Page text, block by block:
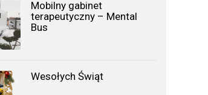
Mobilny gabinet
terapeutyczny – Mental
Bus
Wesołych Świąt